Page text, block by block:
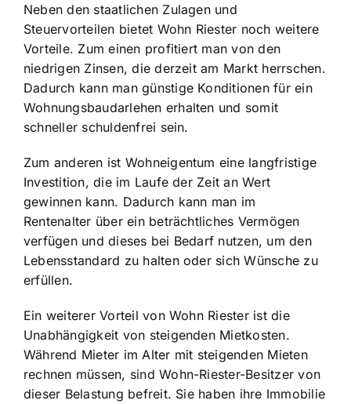
Neben den staatlichen Zulagen und
Steuervorteilen bietet Wohn Riester noch weitere
Vorteile. Zum einen profitiert man von den
niedrigen Zinsen, die derzeit am Markt herrschen.
Dadurch kann man günstige Konditionen für ein
Wohnungsbaudarlehen erhalten und somit
schneller schuldenfrei sein.
Zum anderen ist Wohneigentum eine langfristige
Investition, die im Laufe der Zeit an Wert
gewinnen kann. Dadurch kann man im
Rentenalter über ein beträchtliches Vermögen
verfügen und dieses bei Bedarf nutzen, um den
Lebensstandard zu halten oder sich Wünsche zu
erfüllen.
Ein weiterer Vorteil von Wohn Riester ist die
Unabhängigkeit von steigenden Mietkosten.
Während Mieter im Alter mit steigenden Mieten
rechnen müssen, sind Wohn-Riester-Besitzer von
dieser Belastung befreit. Sie haben ihre Immobilie